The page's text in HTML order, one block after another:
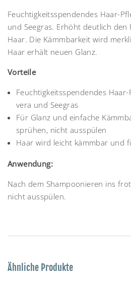
Feuchtigkeitsspendendes Haar-
und Seegras. Erhöht deutlich den
Haar. Die Kämmbarkeit wird
Haar erhält neuen Glanz.
Vorteile
Feuchtigkeitsspendendes
vera und Seegras
Für Glanz und einfache
sprühen, nicht ausspülen
Haar wird leicht kämmbar und
Anwendung:
Nach dem Shampoonieren ins
nicht ausspülen.
Ähnliche Produkte